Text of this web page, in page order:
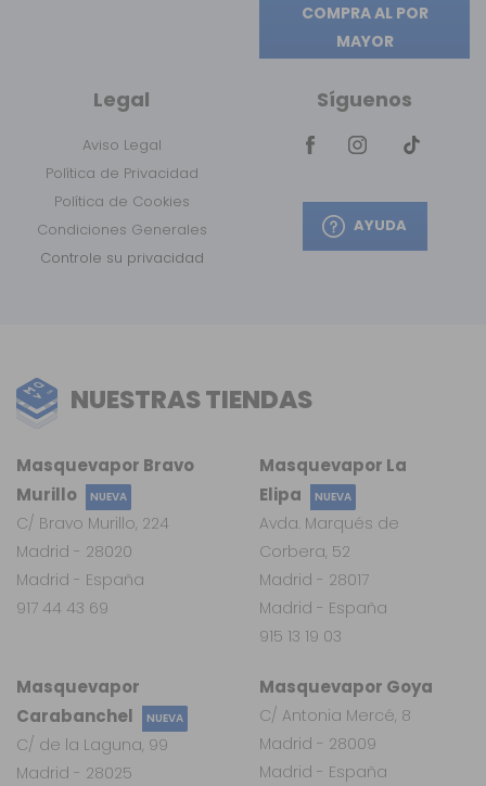
COMPRA AL POR
MAYOR
Legal
Aviso Legal
Política de Privacidad
Política de Cookies
Condiciones Generales
Controle su privacidad
Síguenos
AYUDA
NUESTRAS TIENDAS
Masquevapor
Carabanchel
NUEVA
C/ de la Laguna, 99
Madrid - 28025
Masquevapor Goya
C/ Antonia Mercé, 8
Madrid - 28009
Madrid - España
Masquevapor La
Elipa
NUEVA
Avda. Marqués de
Corbera, 52
Madrid - 28017
Madrid - España
915 13 19 03
Masquevapor Bravo
Murillo
NUEVA
C/ Bravo Murillo, 224
Madrid - 28020
Madrid - España
917 44 43 69